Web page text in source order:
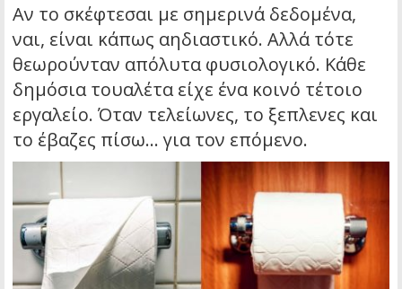
Αν το σκέφτεσαι με σημερινά δεδομένα,
ναι, είναι κάπως αηδιαστικό. Αλλά τότε
θεωρούνταν απόλυτα φυσιολογικό. Κάθε
δημόσια τουαλέτα είχε ένα κοινό τέτοιο
εργαλείο. Όταν τελείωνες, το ξεπλενες και
το έβαζες πίσω… για τον επόμενο.